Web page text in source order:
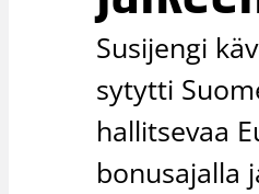
Susijengi
sytytti
hallitsevaa
bonusajalla